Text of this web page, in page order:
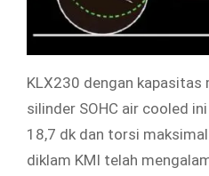
KLX230 dengan
silinder SOHC air cooled
18,7 dk dan torsi
diklam KMI telah